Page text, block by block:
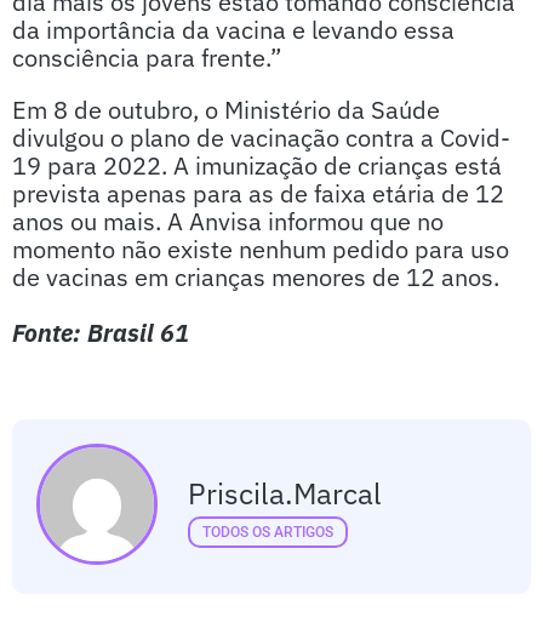
da importância da vacina e levando essa
consciência para frente.”
Em 8 de outubro, o Ministério da Saúde
divulgou o plano de vacinação contra a Covid-
19 para 2022. A imunização de crianças está
prevista apenas para as de faixa etária de 12
anos ou mais. A Anvisa informou que no
momento não existe nenhum pedido para uso
de vacinas em crianças menores de 12 anos.
Fonte: Brasil 61
Priscila.marcal
TODOS OS ARTIGOS